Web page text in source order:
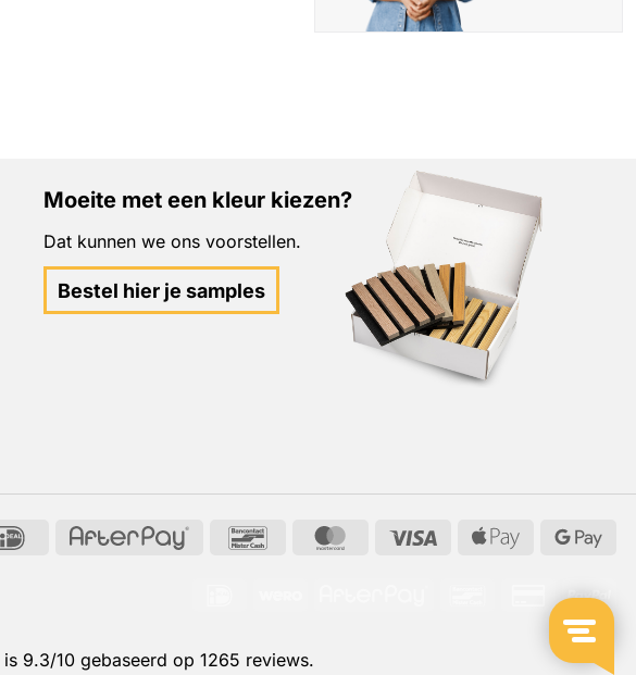
Moeite met een kleur kiezen?
Dat kunnen we ons voorstellen.
Bestel hier je samples
IDeal AfterPay Bancontact MasterCard Visa
Apple
Card
2
is 9.3/10 gebaseerd op 1265 reviews.